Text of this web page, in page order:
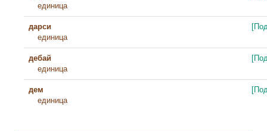
единица
дарси
единица
дебай
единица
дем
единица